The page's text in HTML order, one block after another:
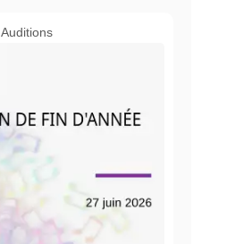
Auditions